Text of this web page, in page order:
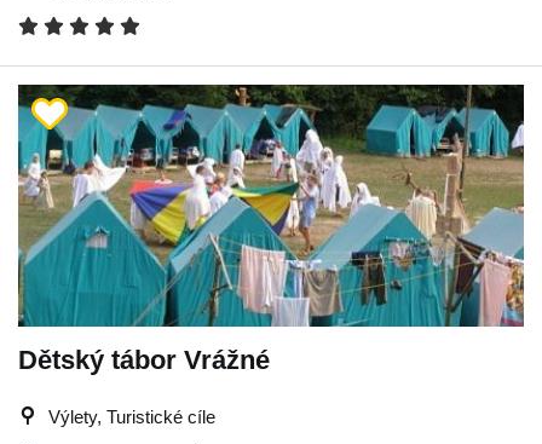
Dětský tábor Vrážné
Výlety, Turistické cíle